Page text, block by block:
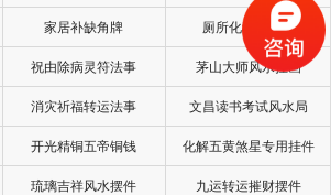
家居补缺角牌 厕所化秽气煞套
祝由除病灵符法事 茅山大师风水挂画
消灾祈福转运法事 文昌读书考试风水局
开光精铜五帝铜钱 化解五黄煞星专用挂件
琉璃吉祥风水摆件 九运转运摧财摆件